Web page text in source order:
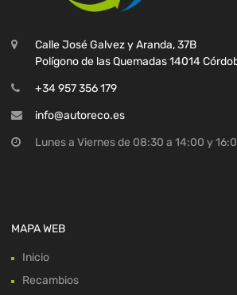
Calle José Galvez y Aranda, 37B
Polígono de las Quemadas 14014
+34 957 356 179
info@autoreco.es
Lunes a Viernes de 08:30 a 14:00 y
MAPA WEB
Inicio
Recambios